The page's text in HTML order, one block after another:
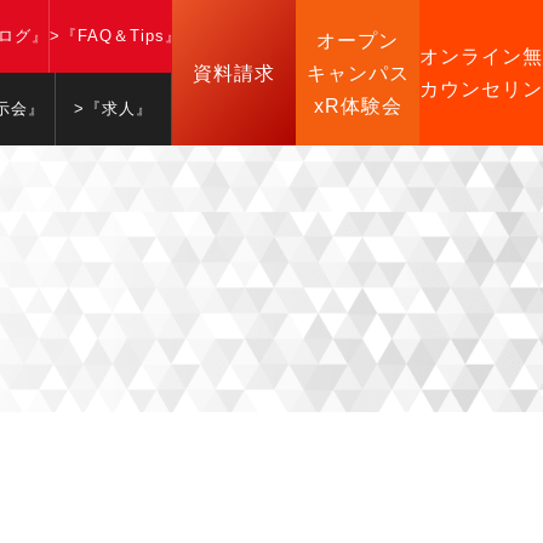
グ』 >『FAQ＆Tips』
会』 >『求人』
資料請求
オープン
キャンパス
xR体験会
オンライン
カウンセリ